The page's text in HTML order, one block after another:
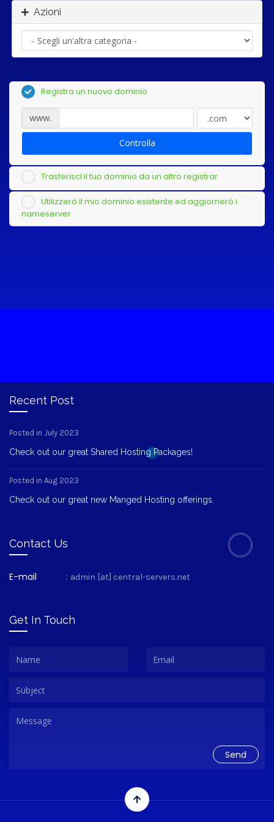
Azioni
Registra un nuovo dominio
www.
Controlla
Trasferisci il tuo dominio da un altro registrar
Utilizzerò il mio dominio esistente ed aggiornerò i
nameserver
Recent Post
Posted in July 2023
Check out our great Shared Hosting Packages!
Posted in Aug 2023
Check out our great new Manged Hosting offerings.
Contact Us
E-mail : admin [at] central-servers.net
Get In Touch